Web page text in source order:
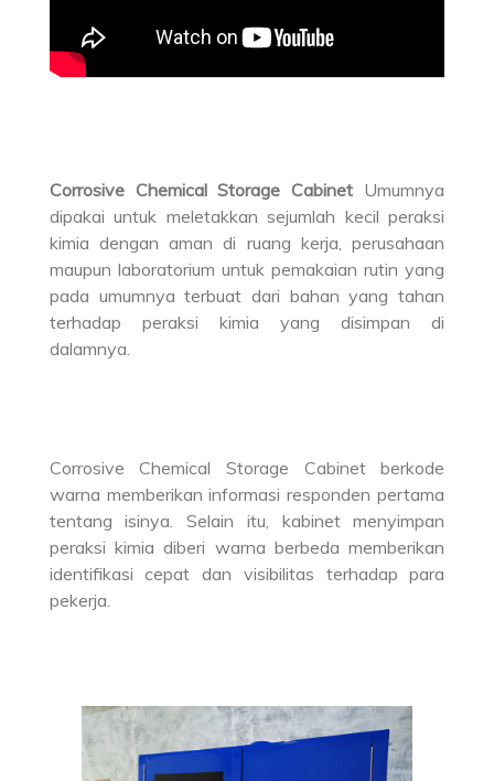
Corrosive Chemical Storage Cabinet Umumnya
dipakai untuk meletakkan sejumlah kecil peraksi
kimia dengan aman di ruang kerja, perusahaan
maupun laboratorium untuk pemakaian rutin yang
pada umumnya terbuat dari bahan yang tahan
terhadap peraksi kimia yang disimpan di
dalamnya.
Corrosive Chemical Storage Cabinet berkode
warna memberikan informasi responden pertama
tentang isinya. Selain itu, kabinet menyimpan
peraksi kimia diberi warna berbeda memberikan
identifikasi cepat dan visibilitas terhadap para
pekerja.